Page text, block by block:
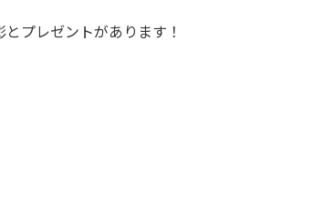
プレゼントがあります！